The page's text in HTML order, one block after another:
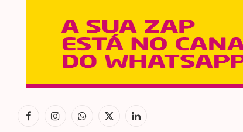
FacebookInstagramWhatsApp
X
LinkedIn